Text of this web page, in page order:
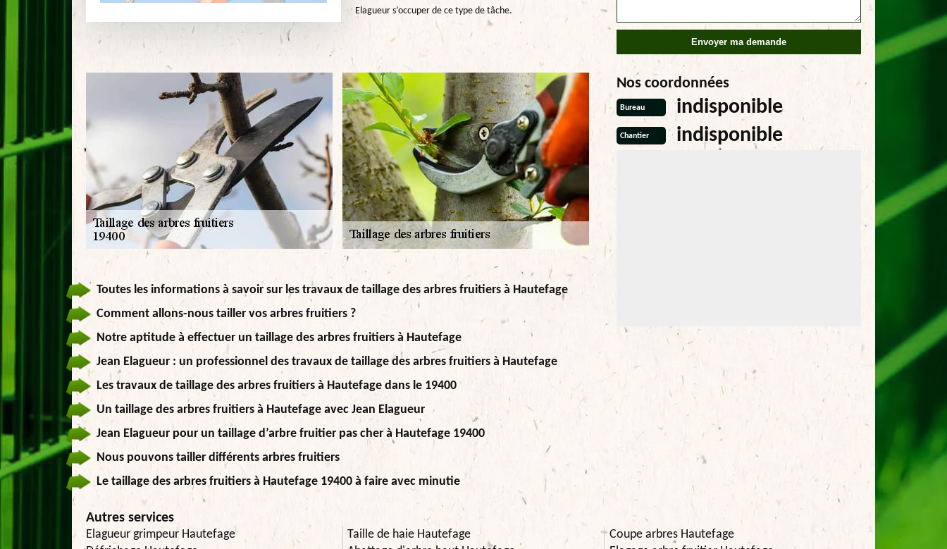
Elagueur s’occuper de ce type de tâche.
Toutes les informations à savoir sur les travaux de taillage des arbres fruitiers à Hautefage
Comment allons-nous tailler vos arbres fruitiers ?
Notre aptitude à effectuer un taillage des arbres fruitiers à Hautefage
Jean Elagueur : un professionnel des travaux de taillage des arbres fruitiers à Hautefage
Les travaux de taillage des arbres fruitiers à Hautefage dans le 19400
Un taillage des arbres fruitiers à Hautefage avec Jean Elagueur
Jean Elagueur pour un taillage d’arbre fruitier pas cher à Hautefage 19400
Nous pouvons tailler différents arbres fruitiers
Le taillage des arbres fruitiers à Hautefage 19400 à faire avec minutie
Nos coordonnées
Bureau indisponible
Chantier indisponible
Autres services
Elagueur grimpeur Hautefage
Taille de haie Hautefage
Coupe arbres Hautefage